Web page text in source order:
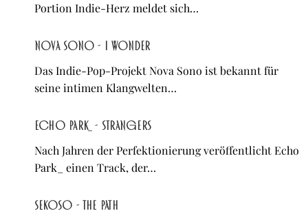
Portion Indie-Herz meldet sich…
Nova Sono - I Wonder
Das Indie-Pop-Projekt Nova Sono ist bekannt für
seine intimen Klangwelten…
Echo Park_ - Strangers
Nach Jahren der Perfektionierung veröffentlicht Echo
Park_ einen Track, der…
Sekoso - The Path